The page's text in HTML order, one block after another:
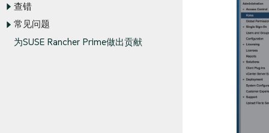
查错
常见问题
为SUSE Rancher Prime做出贡献